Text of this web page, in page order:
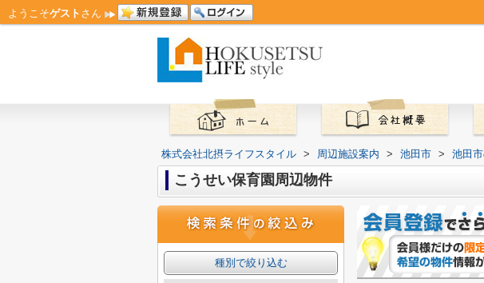
ようこそゲスト さん
株式会社北摂ライフスタイル > 周辺施設案内 > 池田市 > 池田
こうせい保育園周辺物件
種別で絞り込む